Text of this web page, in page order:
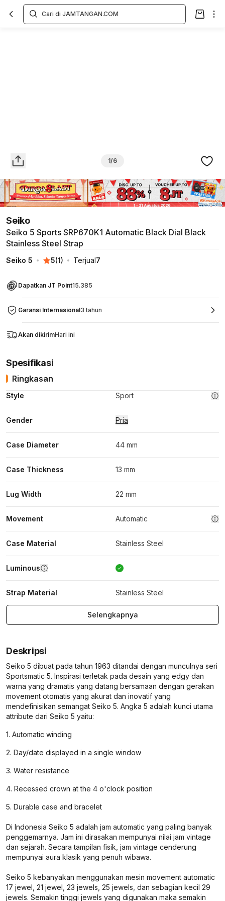
1/6
Seiko
Seiko 5 Sports SRP670K1 Automatic Black Dial Black
Stainless Steel Strap
Seiko 5 5(1) Terjual7
Dapatkan JT Point15.385
Garansi Internasional3 tahun
Akan dikirimHari ini
Spesifikasi
Ringkasan
Style Sport
Gender Pria
Case Diameter 44 mm
Case Thickness 13 mm
Lug Width 22 mm
Movement Automatic
Case Material Stainless Steel
Luminous
Strap Material Stainless Steel
Selengkapnya
Deskripsi
Seiko 5 dibuat pada tahun 1963 ditandai dengan munculnya seri
Sportsmatic 5. Inspirasi terletak pada desain yang edgy dan
warna yang dramatis yang datang bersamaan dengan gerakan
movement otomatis yang akurat dan inovatif yang
mendefinisikan semangat Seiko 5. Angka 5 adalah kunci utama
attribute dari Seiko 5 yaitu:
1. Automatic winding
2. Day/date displayed in a single window
3. Water resistance
4. Recessed crown at the 4 o'clock position
5. Durable case and bracelet
Di Indonesia Seiko 5 adalah jam automatic yang paling banyak
penggemarnya. Jam ini dirasakan mempunyai nilai jam vintage
dan sejarah. Secara tampilan fisik, jam vintage cenderung
mempunyai aura klasik yang penuh wibawa.
Seiko 5 kebanyakan menggunakan mesin movement automatic
17 jewel, 21 jewel, 23 jewels, 25 jewels, dan sebagian kecil 29
jewels. Semakin tinggi jewels yang digunakan maka semakin